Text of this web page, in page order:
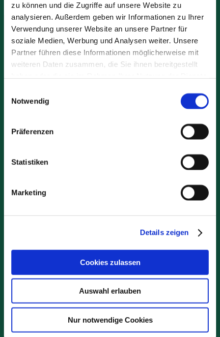
zu können und die Zugriffe auf unsere Website zu
analysieren. Außerdem geben wir Informationen zu Ihrer
Verwendung unserer Website an unsere Partner für
soziale Medien, Werbung und Analysen weiter. Unsere
Partner führen diese Informationen möglicherweise mit
weiteren Daten zusammen, die Sie ihnen bereitgestellt
Notwendig
Präferenzen
Statistiken
Marketing
Details zeigen
Cookies zulassen
Auswahl erlauben
Nur notwendige Cookies
KTS Verwaltung “Burghof”
Burgstraße 9
Öffnungszeiten:
Montag bis Donnerstag
Freitag
Telefon: +49 (2630) 94 41-0
Disposition:
Elena Popp, Sigrid Marschall
Buchhaltung:
Annette Wawers